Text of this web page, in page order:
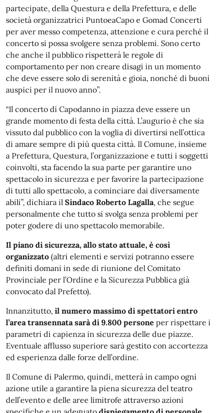
partecipate, della Questura e della Prefettura, e delle
società organizzatrici PuntoeaCapo e Gomad Concerti
per aver messo competenza, attenzione e cura perché il
concerto si possa svolgere senza problemi. Sono certo
che anche il pubblico rispetterà le regole di
comportamento per non creare disagi in un momento
che deve essere solo di serenità e gioia, nonché di buoni
auspici per il nuovo anno”.
“Il concerto di Capodanno in piazza deve essere un
grande momento di festa della città. L’augurio è che sia
vissuto dal pubblico con la voglia di divertirsi nell’ottica
di amare sempre di più questa città. Il Comune, insieme
a Prefettura, Questura, l’organizzazione e tutti i soggetti
coinvolti, sta facendo la sua parte per garantire uno
spettacolo in sicurezza e per favorire la partecipazione
di tutti allo spettacolo, a cominciare dai diversamente
abili”, dichiara il Sindaco Roberto Lagalla, che segue
personalmente che tutto si svolga senza problemi per
poter godere di uno spettacolo memorabile.
Il piano di sicurezza, allo stato attuale, è così
organizzato (altri elementi e servizi potranno essere
definiti domani in sede di riunione del Comitato
Provinciale per l’Ordine e la Sicurezza Pubblica già
convocato dal Prefetto).
Innanzitutto, il numero massimo di spettatori entro
l’area transennata sarà di 9.800 persone per rispettare i
parametri di capienza in sicurezza delle due piazze.
Eventuale afflusso superiore sarà gestito con accortezza
ed esperienza dalle forze dell’ordine.
Il Comune di Palermo, quindi, metterà in campo ogni
azione utile a garantire la piena sicurezza del teatro
dell’evento e delle aree limitrofe attraverso azioni